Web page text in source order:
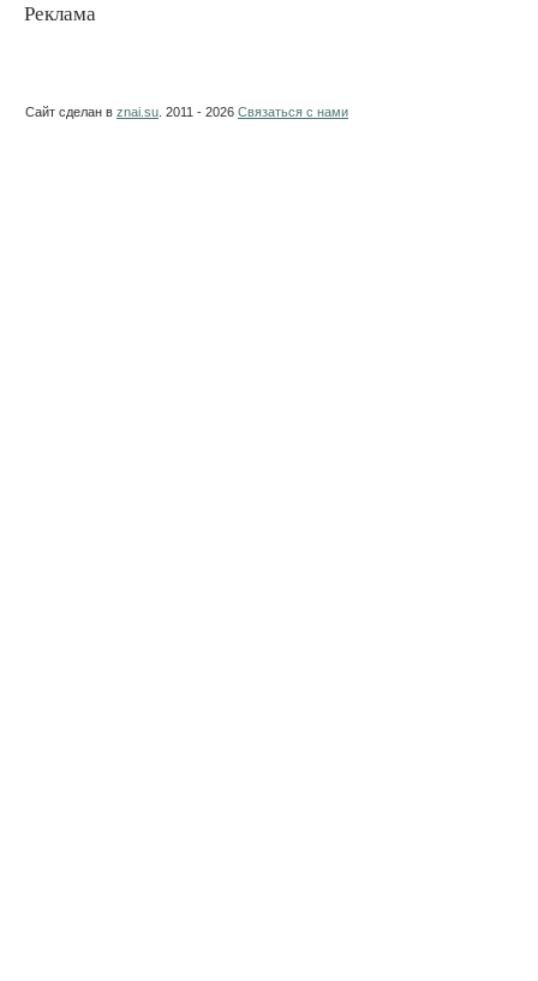
Реклама
Сайт сделан в znai.su . 2011 - 2026 Связаться с нами